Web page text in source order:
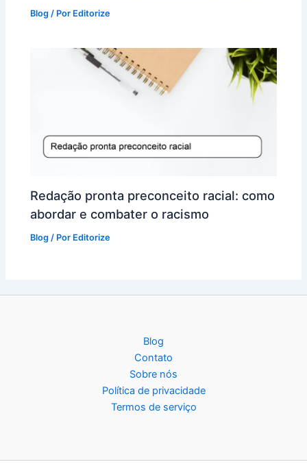
Blog / Por Editorize
Redação pronta preconceito racial: como
abordar e combater o racismo
Blog / Por Editorize
Blog
Contato
Sobre nós
Política de privacidade
Termos de serviço